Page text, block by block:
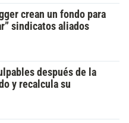
crean un fondo para
sindicatos aliados
después de la
y recalcula su